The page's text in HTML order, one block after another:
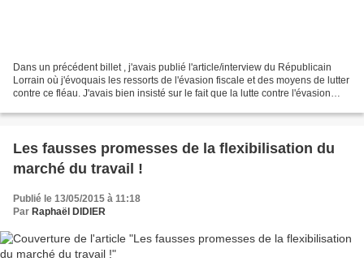
Dans un précédent billet , j'avais publié l'article/interview du Républicain
Lorrain où j'évoquais les ressorts de l'évasion fiscale et des moyens de lutter
contre ce fléau. J'avais bien insisté sur le fait que la lutte contre l'évasion
Les fausses promesses de la flexibilisation du
marché du travail !
Publié le 13/05/2015 à 11:18
Par Raphaël DIDIER